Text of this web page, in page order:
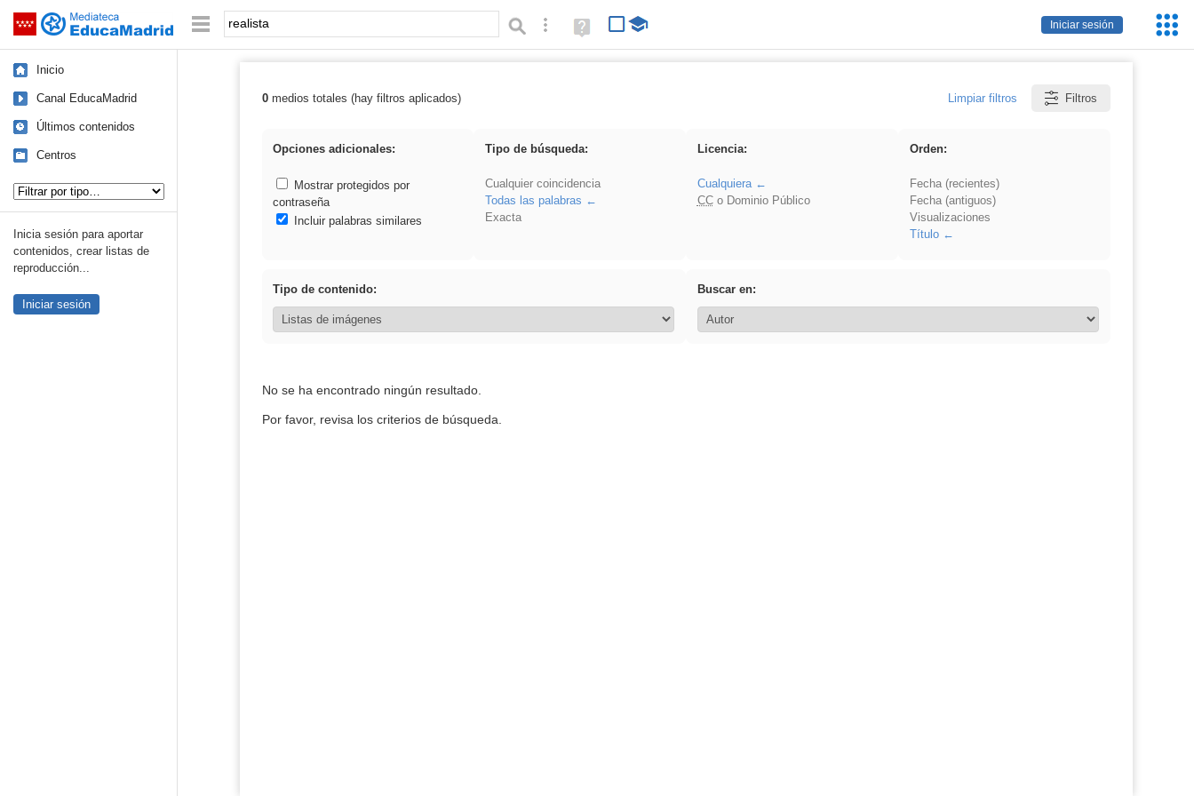
Saltar navegación
Iniciar sesión
Palabra o frase: Búsqueda avanzada
Ayuda
(en
Inicio
Canal EducaMadrid
Últimos contenidos
Centros
Inicia sesión para aportar
contenidos, crear listas de
reproducción...
Iniciar sesión
Resultados de: realista
0medios totales (hay filtros aplicados) Limpiar filtros Filtros
Opciones adicionales:
Mostrar protegidos por
contraseña
Incluir palabras similares
Tipo de búsqueda:
Cualquier coincidencia
Todas las palabras
Exacta
Licencia:
Cualquiera
CCo Dominio Público
Orden:
Fecha (recientes)
Fecha (antiguos)
Visualizaciones
Título
Tipo de contenido: Buscar en:
No se ha encontrado ningún resultado.
Por favor, revisa los criterios de búsqueda.